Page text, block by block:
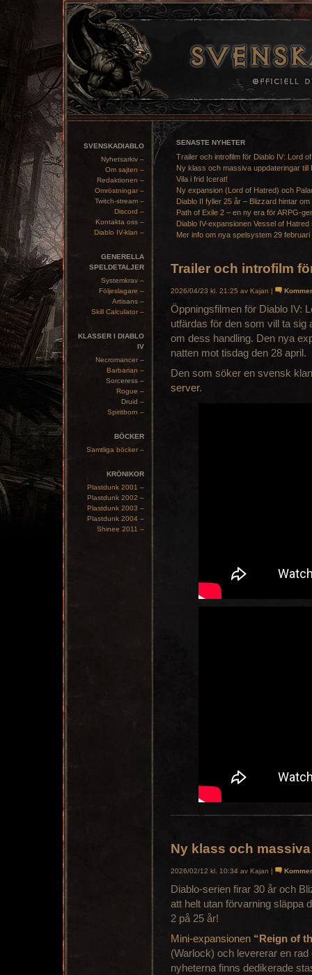
SVENSKADIABLO
Nyhetsarkiv –
Om sajten –
Redaktionen –
Omröstningar –
Twitch-stream –
Discord –
Kontakta oss –
Diablo IV-klan –
GENERELLA
SPELDETALJER
Systemkrav –
Följeslagare –
Artisans –
Skill Calculator –
KLASSER I DIABLO
IV
Necromancer –
Barbarian –
Sorceress –
Rogue –
Druid –
Spiritborn –
BÖCKER
Samtliga böcker –
KRÖNIKOR
Plastdunk 2001 –
Plastdunk 2002 –
Plastdunk 2003 –
Plastdunk 2004 –
Shinee 2011 –
SENASTE NYHETER
Trailer och introfilm för Diablo IV: Lord
Ny klass och massiva uppdateringar till
Vila i frid Icerat!
Ny expansion (Lord of Hatred) och
Diablo II fyller 25 år – Blizzard hintar om
Path of Exile 2 – en ny era för ARPG-
Diablo IV-expansionen Vessel of
Mer info om nya spelsystem 29 februari
Trailer och introfilm
2026/04/23 kl. 21:25 av Kajan |
Öppningsfilmen för Diablo IV:
utfärdas för den som vill ta sig
om dess handling. Den nya
natten mot tisdag den 28 april.
Den som söker en svensk
server.
Ny klass och
2026/02/12 kl. 10:34 av Kajan |
Diablo-serien firar 30 år och
att helt utan förvarning släppa
2 på 25 år!
Mini-expansionen “Reign of
(Warlock) och levererar en
nyheterna finns dedikerade